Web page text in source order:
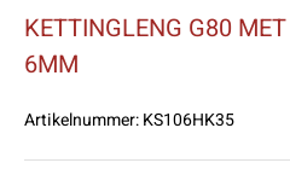
KETTINGLENG G80
6MM
Artikelnummer:KS106HK35